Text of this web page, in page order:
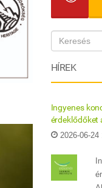
HÍREK
Ingyenes
érdeklődőket
2026-06-24